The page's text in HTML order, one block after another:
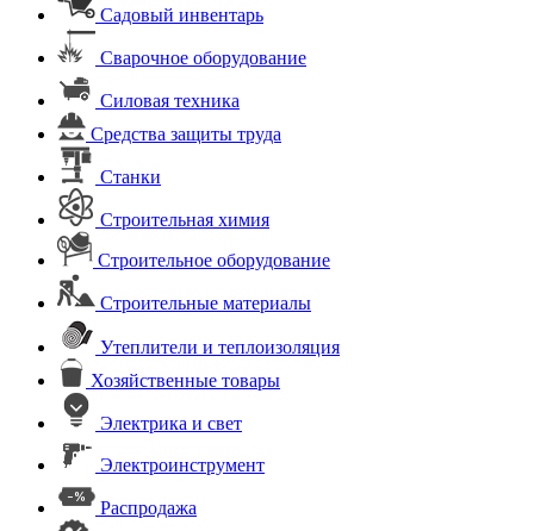
Садовый инвентарь
Сварочное оборудование
Силовая техника
Средства защиты труда
Станки
Строительная химия
Строительное оборудование
Строительные материалы
Утеплители и теплоизоляция
Хозяйственные товары
Электрика и свет
Электроинструмент
Распродажа